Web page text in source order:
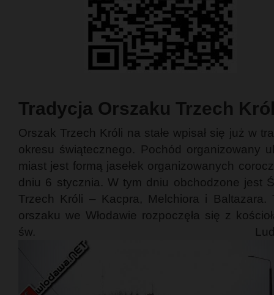
Tradycja Orszaku Trzech
Orszak Trzech Króli na stałe wpisał się już w
okresu świątecznego. Pochód organizowany
miast jest formą jasełek organizowanych
dniu 6 stycznia. W tym dniu obchodzone jest
Trzech Króli – Kacpra, Melchiora i Baltazara.
orszaku we Włodawie rozpoczęła się z
św.